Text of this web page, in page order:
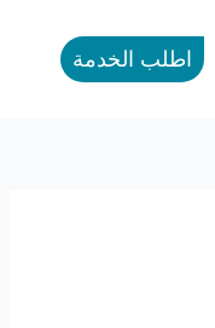
اطلب الخدمة